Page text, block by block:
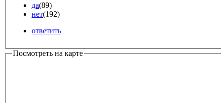
да(89)
нет(192)
ответить
Посмотреть на карте